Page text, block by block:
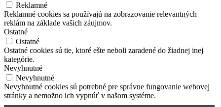
Reklamné
Reklamné cookies sa používajú na zobrazovanie relevantných
reklám na základe vašich záujmov.
Ostatné
Ostatné
Ostatné cookies sú tie, ktoré ešte neboli zaradené do žiadnej inej
kategórie.
Nevyhnutné
Nevyhnutné
Nevyhnutné cookies sú potrebné pre správne fungovanie webovej
stránky a nemožno ich vypnúť v našom systéme.